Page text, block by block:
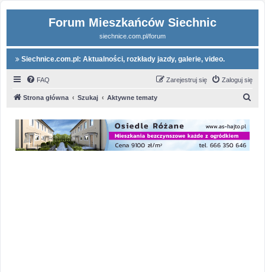
Forum Mieszkańców Siechnic
siechnice.com.pl/forum
Siechnice.com.pl: Aktualności, rozkłady jazdy, galerie, video.
FAQ Zaloguj się
Zarejestruj się
Strona główna Szukaj Aktywne tematy